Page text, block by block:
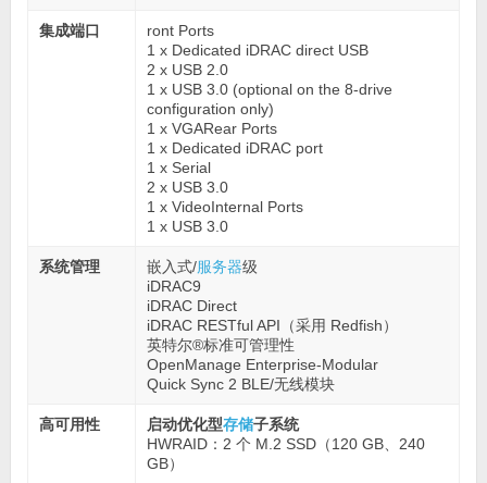
集成端口
ront Ports
1 x Dedicated iDRAC direct USB
2 x USB 2.0
1 x USB 3.0 (optional on the 8-drive
configuration only)
1 x VGARear Ports
1 x Dedicated iDRAC port
1 x Serial
2 x USB 3.0
1 x VideoInternal Ports
1 x USB 3.0
系统管理 嵌入式/服务器级
iDRAC9
iDRAC Direct
iDRAC RESTful API（采用 Redfish）
英特尔®标准可管理性
OpenManage Enterprise-Modular
Quick Sync 2 BLE/无线模块
高可用性 启动优化型存储子系统
HWRAID：2 个 M.2 SSD（120 GB、240
GB）